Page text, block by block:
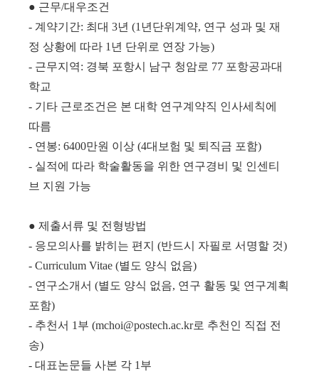
● 근무/대우조건
- 계약기간: 최대 3년 (1년단위계약, 연구 성과 및 재
정 상황에 따라 1년 단위로 연장 가능)
- 근무지역: 경북 포항시 남구 청암로 77 포항공과대
학교
- 기타 근로조건은 본 대학 연구계약직 인사세칙에
따름
- 연봉: 6400만원 이상 (4대보험 및 퇴직금 포함)
- 실적에 따라 학술활동을 위한 연구경비 및 인센티
브 지원 가능
● 제출서류 및 전형방법
- 응모의사를 밝히는 편지 (반드시 자필로 서명할 것)
- Curriculum Vitae (별도 양식 없음)
- 연구소개서 (별도 양식 없음, 연구 활동 및 연구계획
포함)
- 추천서 1부 (mchoi@postech.ac.kr로 추천인 직접 전
송)
- 대표논문들 사본 각 1부